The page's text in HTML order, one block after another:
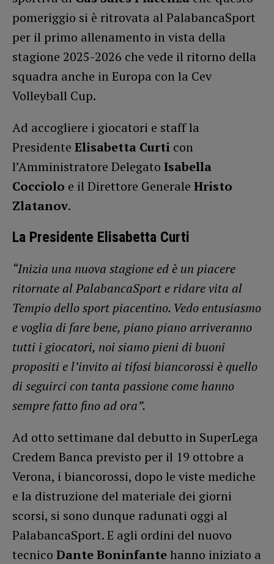
pomeriggio si è ritrovata al PalabancaSport
per il primo allenamento in vista della
stagione 2025-2026 che vede il ritorno della
squadra anche in Europa con la Cev
Volleyball Cup.
Ad accogliere i giocatori e staff la
Presidente Elisabetta Curti con
l’Amministratore Delegato Isabella
Cocciolo e il Direttore Generale Hristo
Zlatanov.
La Presidente Elisabetta Curti
“Inizia una nuova stagione ed è un piacere
ritornate al PalabancaSport e ridare vita al
Tempio dello sport piacentino. Vedo entusiasmo
e voglia di fare bene, piano piano arriveranno
tutti i giocatori, noi siamo pieni di buoni
propositi e l’invito ai tifosi biancorossi è quello
di seguirci con tanta passione come hanno
sempre fatto fino ad ora”.
Ad otto settimane dal debutto in SuperLega
Credem Banca previsto per il 19 ottobre a
Verona, i biancorossi, dopo le viste mediche
e la distruzione del materiale dei giorni
scorsi, si sono dunque radunati oggi al
PalabancaSport. E agli ordini del nuovo
tecnico Dante Boninfantehanno iniziato a